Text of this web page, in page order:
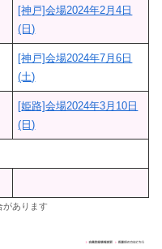
[神戸]会場2024年2月4日
(日)
[神戸]会場2024年7月6日
(土)
[姫路]会場2024年3月10日
(日)
あります